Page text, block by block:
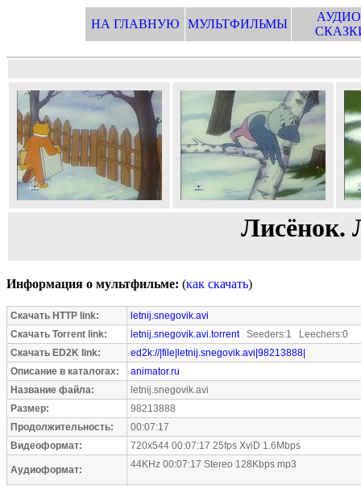
НА ГЛАВНУЮ МУЛЬТФИЛЬМЫ
Лисёнок.
Информация о мультфильме: (как скачать)
Скачать HTTP link:
letnij.snegovik.avi
Скачать Torrent link:
letnij.snegovik.avi.torrentSeeders:1 Leechers:0
Скачать ED2K link:
ed2k://|file|letnij.snegovik.avi|98213888|
Описание в каталогах:
animator.ru
Название файла:
letnij.snegovik.avi
Размер:
98213888
Продолжительность:
00:07:17
Видеоформат:
720x544 00:07:17 25fps XviD 1.6Mbps
Аудиоформат: 44KHz 00:07:17 Stereo 128Kbps mp3